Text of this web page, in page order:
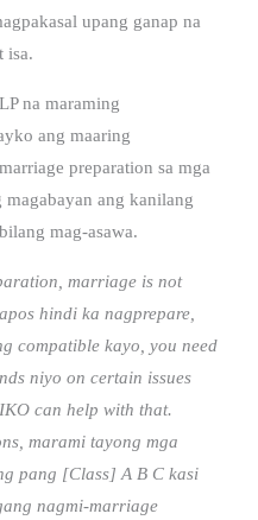
upang ganap na
isa.
na maraming
ang maaring
preparation sa mga
magabayan ang kanilang
mag-asawa.
marriage is not
hindi ka nagprepare,
compatible kayo, you need
niyo on certain issues
can help with that.
marami tayong mga
pang [Class] A B C kasi
nagmi-marriage